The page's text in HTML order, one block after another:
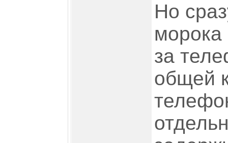
Но
морока
за
общей